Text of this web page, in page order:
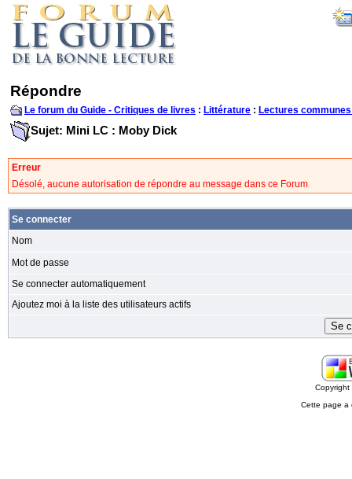
Répondre
Le forum du Guide - Critiques de livres : Littérature : Lectures
Sujet: Mini LC : Moby Dick
Erreur
Désolé, aucune autorisation de répondre au message dans ce Forum
Se connecter
Nom
Mot de passe
Se connecter automatiquement
Ajoutez moi à la liste des utilisateurs actifs
Cette page a